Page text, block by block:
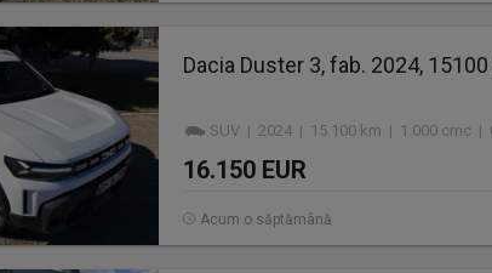
Dacia Duster 3, fab. 2024,
SUV | 2024 | 15.100 km | 1.000 cmc |
16.150 EUR
Acum o săptămână